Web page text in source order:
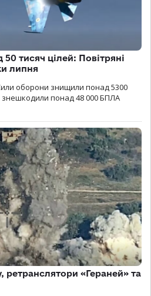
тисяч цілей: Повітряні
липня
оборони знищили понад 5300
знешкодили понад 48 000 БПЛА
«Гераней» та